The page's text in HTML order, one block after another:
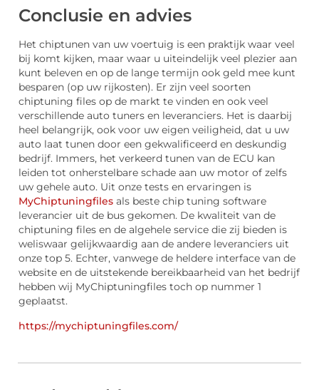
Conclusie en advies
Het chiptunen van uw voertuig is een praktijk waar veel
bij komt kijken, maar waar u uiteindelijk veel plezier aan
kunt beleven en op de lange termijn ook geld mee kunt
besparen (op uw rijkosten). Er zijn veel soorten
chiptuning files op de markt te vinden en ook veel
verschillende auto tuners en leveranciers. Het is daarbij
heel belangrijk, ook voor uw eigen veiligheid, dat u uw
auto laat tunen door een gekwalificeerd en deskundig
bedrijf. Immers, het verkeerd tunen van de ECU kan
leiden tot onherstelbare schade aan uw motor of zelfs
uw gehele auto. Uit onze tests en ervaringen is
MyChiptuningfiles als beste chip tuning software
leverancier uit de bus gekomen. De kwaliteit van de
chiptuning files en de algehele service die zij bieden is
weliswaar gelijkwaardig aan de andere leveranciers uit
onze top 5. Echter, vanwege de heldere interface van de
website en de uitstekende bereikbaarheid van het bedrijf
hebben wij MyChiptuningfiles toch op nummer 1
geplaatst.
https://mychiptuningfiles.com/